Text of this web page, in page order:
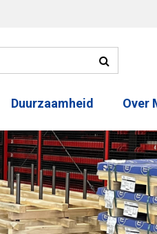
Duurzaamheid Over